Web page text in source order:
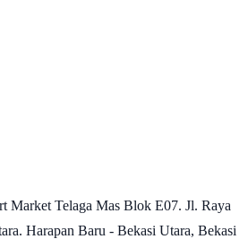
Market Telaga Mas Blok E07. Jl. Raya
Harapan Baru - Bekasi Utara, Bekasi